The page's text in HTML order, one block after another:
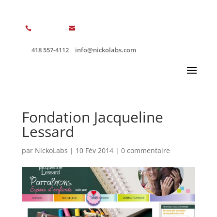

418 557-4112

info@nickolabs.com
Fondation Jacqueline
Lessard
par NickoLabs | 10 Fév 2014| 0 commentaire